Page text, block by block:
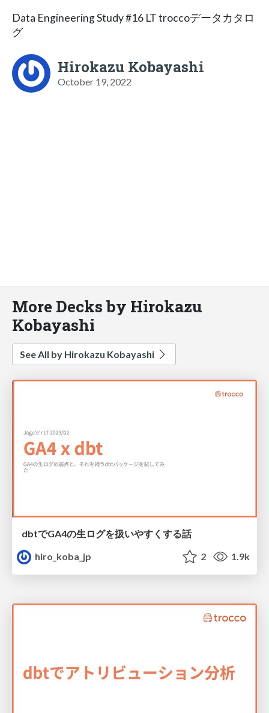
Data Engineering Study #16 LT troccoデータカタロ
グ
Hirokazu Kobayashi
October 19, 2022
More Decks by Hirokazu
Kobayashi
See All by Hirokazu Kobayashi
dbtでGA4の生ログを扱いやすくする話
hiro_koba_jp
2 1.9k